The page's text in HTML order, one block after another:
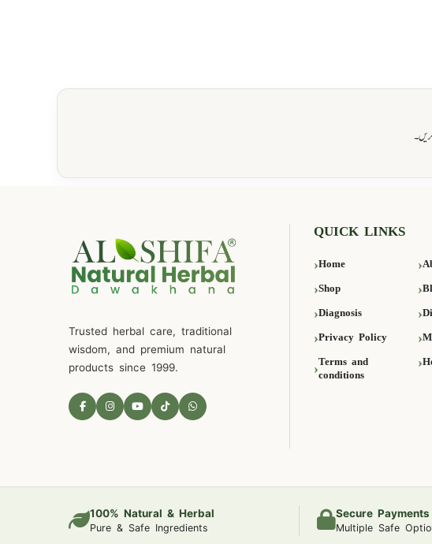
Trusted herbal care, traditional
wisdom, and premium natural
products since 1999.
QUICK LINKS
Home
Shop
Diagnosis
Privacy Policy
Terms and
conditions
100% Natural & Herbal
Pure & Safe Ingredients
Secure Payments
Multiple Safe